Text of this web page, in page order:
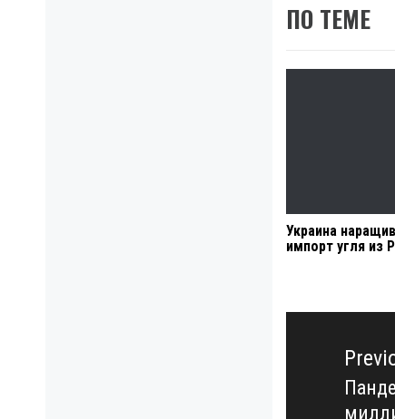
ПО ТЕМЕ
Украина
импорт угля из
Навигация
записям